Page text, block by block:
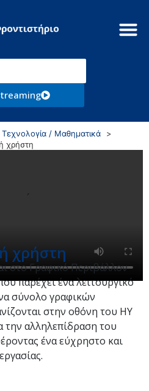
/ Μαθηματικά
χρήστη
χρήστη
στο Γραφικό Περιβάλλον
παρέχει ένα λειτουργικό
σύνολο γραφικών
στην οθόνη του ΗΥ
την αλληλεπίδραση του
ένα εύχρηστο και